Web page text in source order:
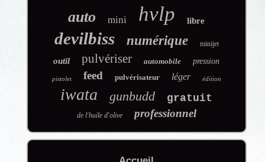
auto mini hvlp libre
devilbiss numérique minijet
outil pulvériser automobile pression
pistolet feed pulvérisateur léger édition
iwata gunbudd gratuit
de l'huile d'olive professionnel